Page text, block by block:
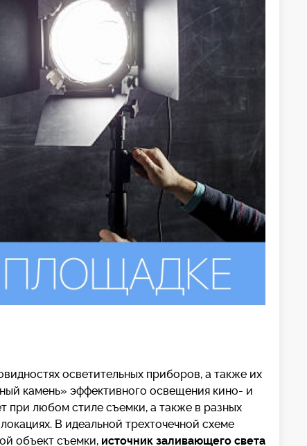
осветительных приборов, а также их
камень» эффективного освещения кино- и
при любом стиле съемки, а также в разных
В идеальной трехточечной схеме
объект съемки, источник заливающего света